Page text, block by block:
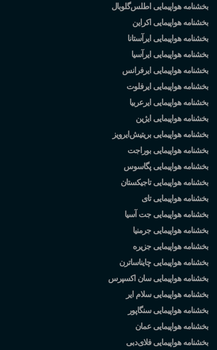
بخشنامه هواپیمایی اطلسگلوبال
بخشنامه هواپیمایی اکراین
بخشنامه هواپیمایی ایرآستانا
بخشنامه هواپیمایی ایرآسیا
بخشنامه هواپیمایی ایرفرانس
بخشنامه هواپیمایی ایرفلوت
بخشنامه هواپیمایی ایرعربیا
بخشنامه هواپیمایی ایژین
بخشنامه هواپیمایی بریتیش ایرویز
بخشنامه هواپیمایی بوراجت
بخشنامه هواپیمایی پگاسوس
بخشنامه هواپیمایی تاجیکستان
بخشنامه هواپیمایی تای
بخشنامه هواپیمایی جت آسیا
بخشنامه هواپیمایی جرمنیا
بخشنامه هواپیمایی جزیره
بخشنامه هواپیمایی چایناساترن
بخشنامه هواپیمایی سان اکسپرس
بخشنامه هواپیمایی سلام ایر
بخشنامه هواپیمایی سنگاپور
بخشنامه هواپیمایی عمان
بخشنامه هواپیمایی فلایدبی